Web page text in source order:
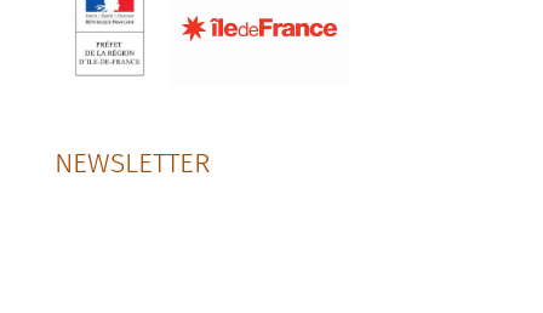
NEWSLETTER